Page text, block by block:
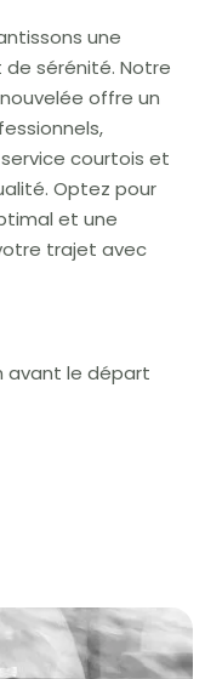
une
sérénité. Notre
offre un
courtois et
Optez pour
et une
trajet avec
avant le départ